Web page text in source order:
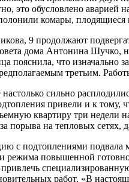
это обусловлено
комары, плодящиеся
9 продолжают
дома Антонина Шучко,
пояснила, что изначально
третьим.
сильно
привели и к тому,
квартиру три недели
порыва на тепловых сетях,
с подтоплениями подвала
режима повышенной
работ. «В